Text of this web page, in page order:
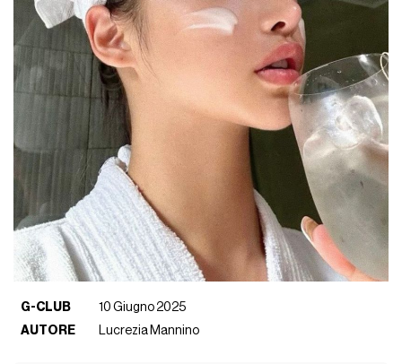
G-CLUB
10 Giugno 2025
AUTORE
Lucrezia Mannino